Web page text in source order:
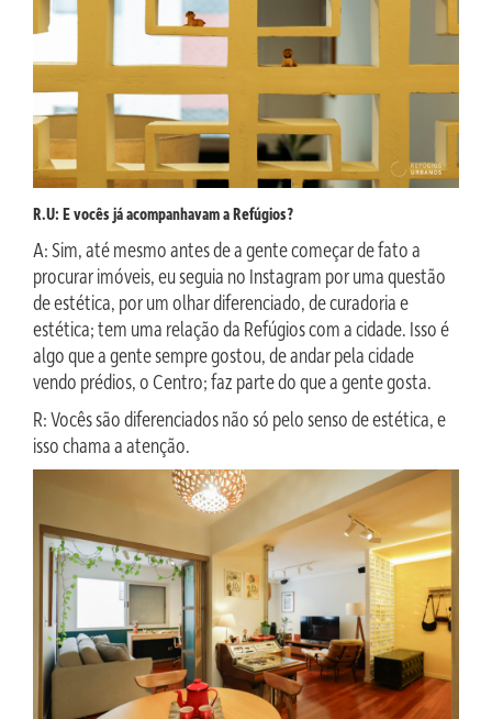
R.U: E vocês já acompanhavam a Refúgios?
A: Sim, até mesmo antes de a gente começar de fato a
procurar imóveis, eu seguia no Instagram por uma questão
de estética, por um olhar diferenciado, de curadoria e
estética; tem uma relação da Refúgios com a cidade. Isso é
algo que a gente sempre gostou, de andar pela cidade
vendo prédios, o Centro; faz parte do que a gente gosta.
R: Vocês são diferenciados não só pelo senso de estética, e
isso chama a atenção.